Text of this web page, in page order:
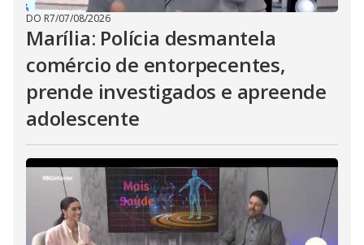
DO R7/07/08/2026
Marília: Polícia desmantela
comércio de entorpecentes,
prende investigados e apreende
adolescente